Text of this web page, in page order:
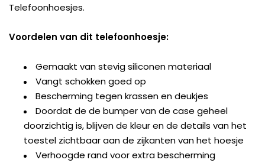
Telefoonhoesjes.
Voordelen van dit telefoonhoesje:
Gemaakt van stevig siliconen materiaal
Vangt schokken goed op
Bescherming tegen krassen en deukjes
Doordat de de bumper van de case geheel
doorzichtig is, blijven de kleur en de details van het
toestel zichtbaar aan de zijkanten van het hoesje
Verhoogde rand voor extra bescherming